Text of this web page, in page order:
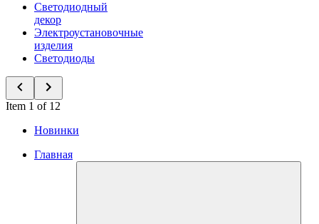
Светодиодный
декор
Электроустановочные
изделия
Светодиоды
Item 1 of 12
Новинки
Главная